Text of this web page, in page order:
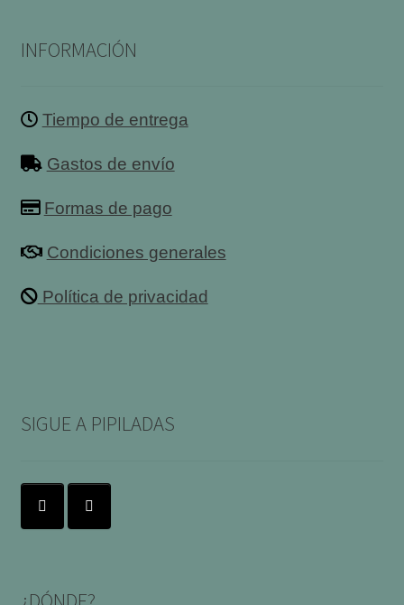
INFORMACIÓN
Tiempo de entrega
Gastos de envío
Formas de pago
Condiciones generales
Política de privacidad
SIGUE A PIPILADAS